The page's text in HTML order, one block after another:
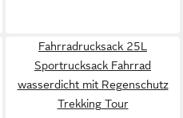
Fahrradrucksack 25L
Sportrucksack Fahrrad
wasserdicht mit Regenschutz
Trekking Tour